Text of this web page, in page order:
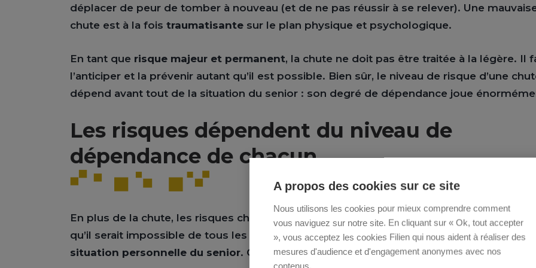
déplacer de peur de tomber à nouveau (et de ne pas réussir à se relever). Une
chute est à la fois traumatisante sur le plan physique et psychologique.
En tant que risque majeur et permanent, la chute ne doit pas être traitée à la légère. Il
l’anticiper et la prévenir autant qu’il est possible. Bien sûr, le niveau de risque d’une
dépend avant tout de la situation du senior : son degré de dépendance joue
Les risques dépendent du niveau de
dépendance de chacun
En plus de la chute, les risques chez la personne âgée sont tellement nombreux et
qu’il serait impossible de tous les répertorier ici. Pour les anticiper, il vaut mieux partir de
situation personnelle du senior. C’est surtout sonniveau de dépendance qui importe.
A propos des cookies sur ce site
Nous utilisons les cookies pour mieux comprendre comment
vous naviguez sur notre site. En cliquant sur « Ok, tout accepter
», vous acceptez les cookies Filien qui nous aident à réaliser des
mesures d'audience et d'engagement anonymes avec nos
contenus.